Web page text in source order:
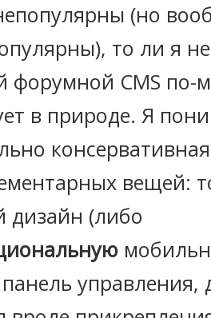
(но
то ли я
форумной CMS по-
в природе. Я
вещей:
дизайн (либо
управления,